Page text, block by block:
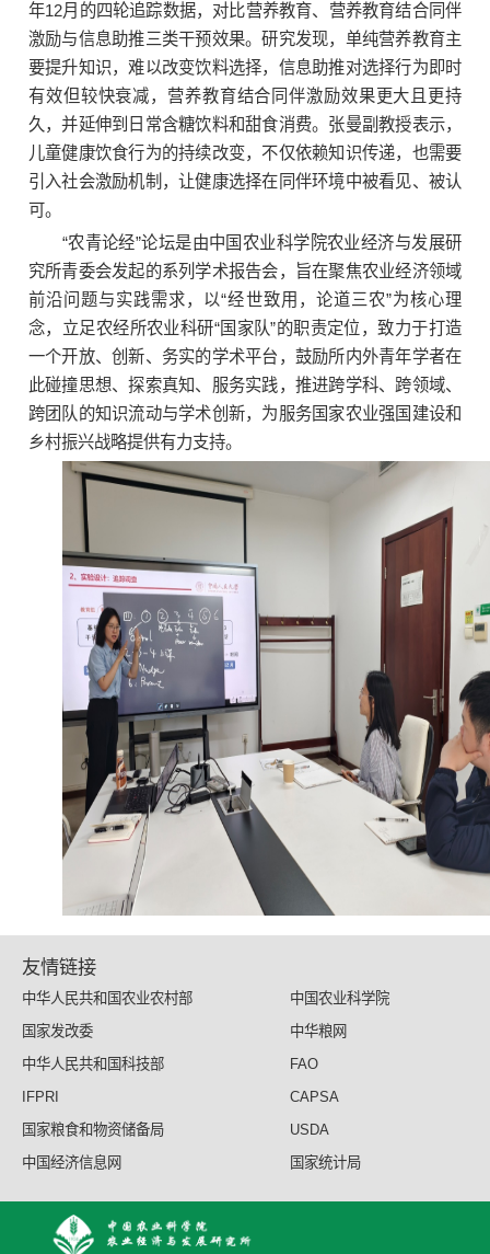
年12月的四轮追踪数据，对比营养教育、营养教育结合同伴
激励与信息助推三类干预效果。研究发现，单纯营养教育主
要提升知识，难以改变饮料选择，信息助推对选择行为即时
有效但较快衰减，营养教育结合同伴激励效果更大且更持
久，并延伸到日常含糖饮料和甜食消费。张曼副教授表示，
儿童健康饮食行为的持续改变，不仅依赖知识传递，也需要
引入社会激励机制，让健康选择在同伴环境中被看见、被认
可。
“农青论经”论坛是由中国农业科学院农业经济与发展研
究所青委会发起的系列学术报告会，旨在聚焦农业经济领域
前沿问题与实践需求，以“经世致用，论道三农”为核心理
念，立足农经所农业科研“国家队”的职责定位，致力于打造
一个开放、创新、务实的学术平台，鼓励所内外青年学者在
此碰撞思想、探索真知、服务实践，推进跨学科、跨领域、
跨团队的知识流动与学术创新，为服务国家农业强国建设和
乡村振兴战略提供有力支持。
友情链接
中华人民共和国农业农村部
中国农业科学院
国家发改委
中华粮网
中华人民共和国科技部
FAO
IFPRI
CAPSA
国家粮食和物资储备局
USDA
中国经济信息网
国家统计局